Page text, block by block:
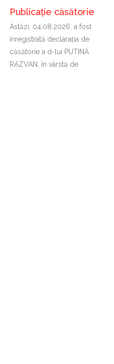
Publicație căsătorie
Astăzi, 04.08.2026, a fost
înregistrată declaraţia de
căsătorie a d-lui PUTINĂ
RĂZVAN, în vârstă de